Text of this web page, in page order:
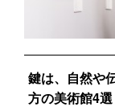
鍵は、自然や
方の美術館4選